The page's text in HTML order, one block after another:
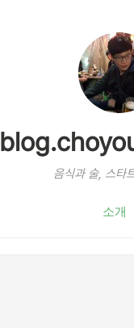
음식과 술, 스타
소개